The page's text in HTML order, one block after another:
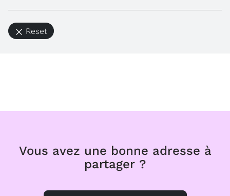
Reset
Vous avez une bonne adresse à
partager ?